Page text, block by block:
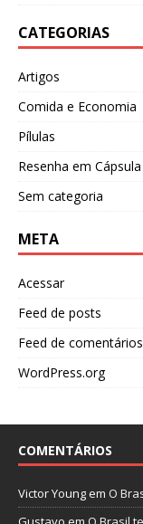
CATEGORIAS
Artigos
Comida e Economia
Pílulas
Resenha em Cápsula
Sem categoria
META
Acessar
Feed de posts
Feed de comentários
WordPress.org
COMENTÁRIOS
Victor Youngem O